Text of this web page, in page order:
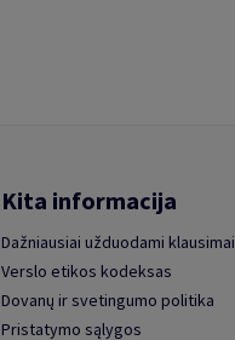
Kita informacija
Dažniausiai užduodami klausimai
Verslo etikos kodeksas
Dovanų ir svetingumo politika
Pristatymo sąlygos